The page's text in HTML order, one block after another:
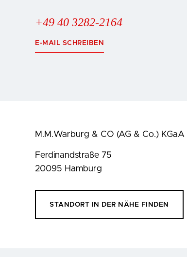
+49 40 3282-2164
E-MAIL SCHREIBEN
M.M.Warburg & CO (AG & Co.) KGaA
Ferdinandstraße 75
20095 Hamburg
STANDORT IN DER NÄHE FINDEN